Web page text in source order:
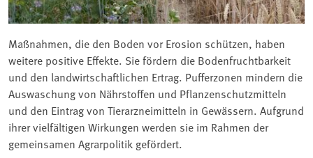
Maßnahmen, die den Boden vor Erosion schützen, haben
weitere positive Effekte. Sie fördern die Bodenfruchtbarkeit
und den landwirtschaftlichen Ertrag. Pufferzonen mindern die
Auswaschung von Nährstoffen und Pflanzenschutzmitteln
und den Eintrag von Tierarzneimitteln in Gewässern. Aufgrund
ihrer vielfältigen Wirkungen werden sie im Rahmen der
gemeinsamen Agrarpolitik gefördert.